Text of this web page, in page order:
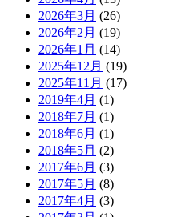
2026年3月 (26)
2026年2月 (19)
2026年1月 (14)
2025年12月 (19)
2025年11月 (17)
2019年4月 (1)
2018年7月 (1)
2018年6月 (1)
2018年5月 (2)
2017年6月 (3)
2017年5月 (8)
2017年4月 (3)